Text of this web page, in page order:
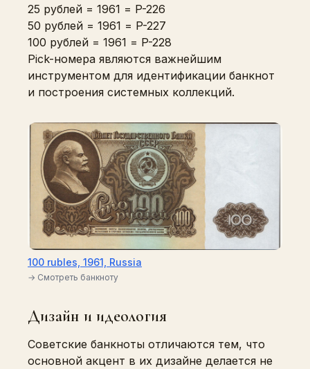
25 рублей = 1961 = P-226
50 рублей = 1961 = P-227
100 рублей = 1961 = P-228
Pick-номера являются важнейшим
инструментом для идентификации банкнот
и построения системных коллекций.
100 rubles, 1961, Russia
→ Смотреть банкноту
Дизайн и идеология
Советские банкноты отличаются тем, что
основной акцент в их дизайне делается не